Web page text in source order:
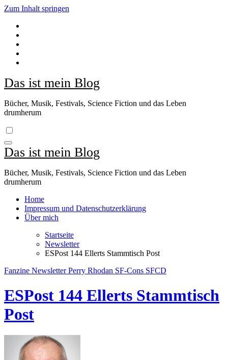
Zum Inhalt springen
Das ist mein Blog
Bücher, Musik, Festivals, Science Fiction und das Leben
drumherum
Das ist mein Blog
Bücher, Musik, Festivals, Science Fiction und das Leben
drumherum
Home
Impressum und Datenschutzerklärung
Über mich
Startseite
Newsletter
ESPost 144 Ellerts Stammtisch Post
Fanzine NewsletterPerry Rhodan SF-Cons SFCD
ESPost 144 Ellerts Stammtisch
Post